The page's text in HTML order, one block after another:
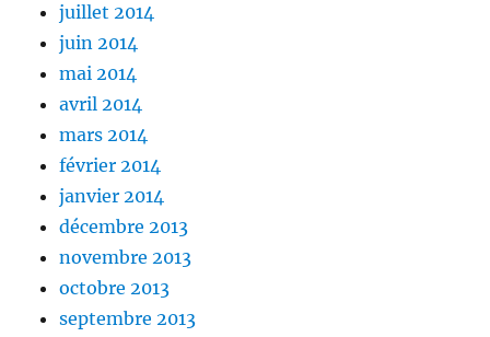
juillet 2014
juin 2014
mai 2014
avril 2014
mars 2014
février 2014
janvier 2014
décembre 2013
novembre 2013
octobre 2013
septembre 2013